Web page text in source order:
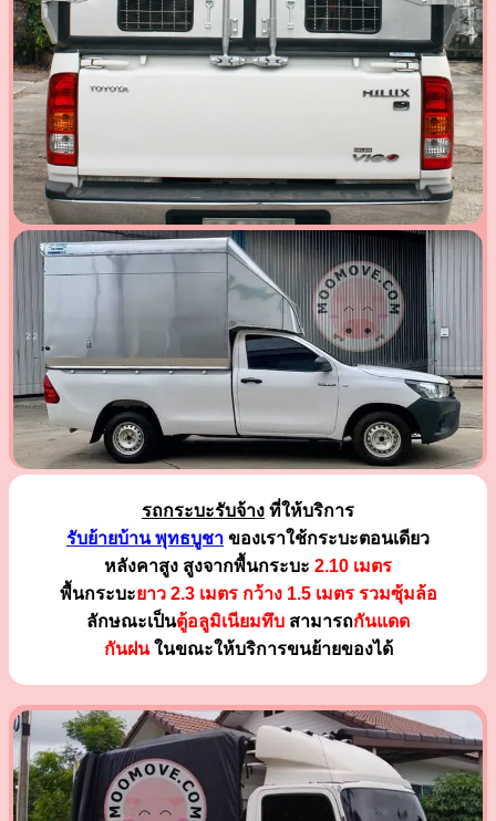
รถกระบะรับจ้าง ที่ให้บริการ
รับย้ายบ้าน พุทธบูชา ของเราใช้กระบะตอนเดียว
หลังคาสูง สูงจากพื้นกระบะ 2.10 เมตร
พื้นกระบะยาว 2.3 เมตร กว้าง 1.5 เมตร รวมซุ้มล้อ
ลักษณะเป็นตู้อลูมิเนียมทึบ สามารถกันแดด
กันฝนในขณะให้บริการขนย้ายของได้